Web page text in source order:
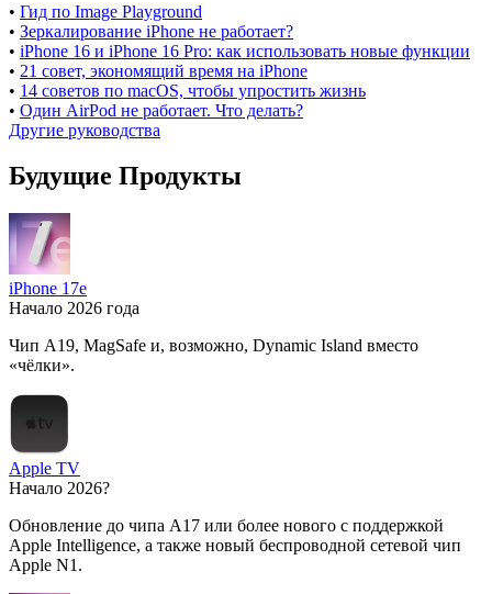
• Гид по Image Playground
• Зеркалирование iPhone не работает?
• iPhone 16 и iPhone 16 Pro: как использовать новые функции
• 21 совет, экономящий время на iPhone
• 14 советов по macOS, чтобы упростить жизнь
• Один AirPod не работает. Что делать?
Другие руководства
Будущие Продукты
iPhone 17e
Начало 2026 года
Чип A19, MagSafe и, возможно, Dynamic Island вместо
«чёлки».
Apple TV
Начало 2026?
Обновление до чипа A17 или более нового с поддержкой
Apple Intelligence, а также новый беспроводной сетевой чип
Apple N1.